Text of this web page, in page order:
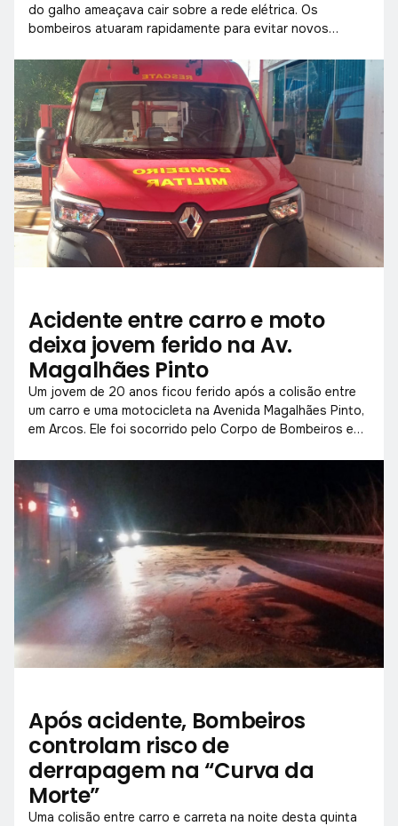
do galho ameaçava cair sobre a rede elétrica. Os
bombeiros atuaram rapidamente para evitar novos
Acidente entre carro e moto
deixa jovem ferido na Av.
Magalhães Pinto
Um jovem de 20 anos ficou ferido após a colisão entre
um carro e uma motocicleta na Avenida Magalhães Pinto,
em Arcos. Ele foi socorrido pelo Corpo de Bombeiros e
Após acidente, Bombeiros
controlam risco de
derrapagem na “Curva da
Morte”
Uma colisão entre carro e carreta na noite desta quinta